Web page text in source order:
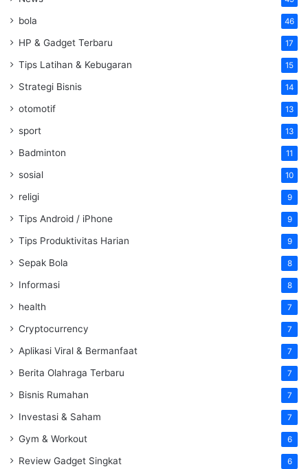
bola 46
HP & Gadget Terbaru 17
Tips Latihan & Kebugaran 15
Strategi Bisnis 14
otomotif 13
sport 13
Badminton 11
sosial 10
religi 9
Tips Android / iPhone 9
Tips Produktivitas Harian 9
Sepak Bola 8
Informasi 8
health 7
Cryptocurrency 7
Aplikasi Viral & Bermanfaat 7
Berita Olahraga Terbaru 7
Bisnis Rumahan 7
Investasi & Saham 7
Gym & Workout 6
Review Gadget Singkat 6